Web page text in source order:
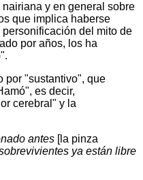
y en general sobre
que implica haberse
del mito de
por años, los ha
por "sustantivo", que
es decir,
cerebral" y la
antes [la pinza
ya están libre